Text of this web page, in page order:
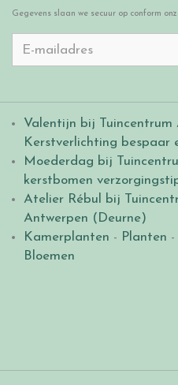
Gegevens slaan we secuur op conform
Valentijn bij Tuincentrum
Kerstverlichting bespaar
Moederdag bij
kerstbomen
Atelier Rébul bij
Antwerpen (Deurne)
Kamerplanten - Planten -
Bloemen